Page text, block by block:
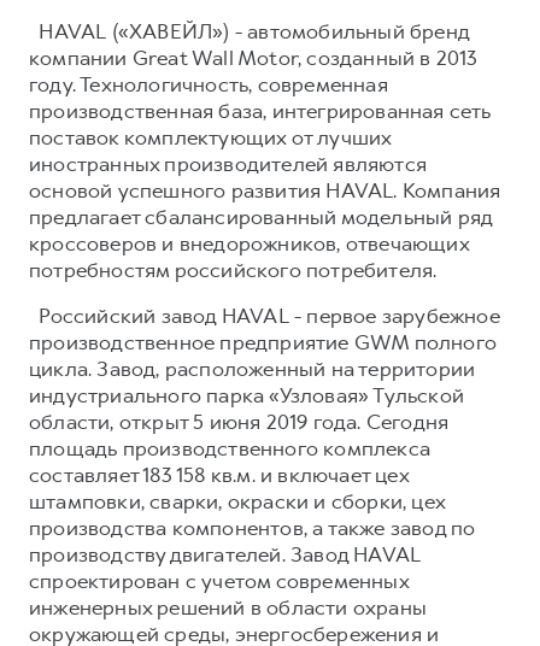
HAVAL («ХАВЕЙЛ») - автомобильный бренд
компании Great Wall Motor, созданный в 2013
году. Технологичность, современная
производственная база, интегрированная сеть
поставок комплектующих от лучших
иностранных производителей являются
основой успешного развития HAVAL. Компания
предлагает сбалансированный модельный ряд
кроссоверов и внедорожников, отвечающих
потребностям российского потребителя.
Российский завод HAVAL - первое зарубежное
производственное предприятие GWM полного
цикла. Завод, расположенный на территории
индустриального парка «Узловая» Тульской
области, открыт 5 июня 2019 года. Сегодня
площадь производственного комплекса
составляет 183 158 кв.м. и включает цех
штамповки, сварки, окраски и сборки, цех
производства компонентов, а также завод по
производству двигателей. Завод HAVAL
спроектирован с учетом современных
инженерных решений в области охраны
окружающей среды, энергосбережения и